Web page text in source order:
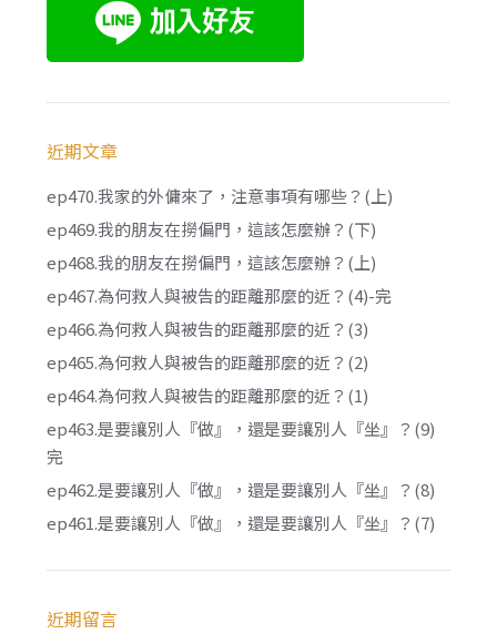
近期文章
ep470.我家的外傭來了，注意事項有哪些？(上)
ep469.我的朋友在撈偏門，這該怎麼辦？(下)
ep468.我的朋友在撈偏門，這該怎麼辦？(上)
ep467.為何救人與被告的距離那麼的近？(4)-完
ep466.為何救人與被告的距離那麼的近？(3)
ep465.為何救人與被告的距離那麼的近？(2)
ep464.為何救人與被告的距離那麼的近？(1)
ep463.是要讓別人『做』，還是要讓別人『坐』？(9)
完
ep462.是要讓別人『做』，還是要讓別人『坐』？(8)
ep461.是要讓別人『做』，還是要讓別人『坐』？(7)
近期留言